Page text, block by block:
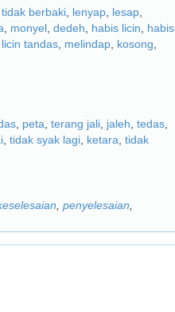
tidak berbaki lenyap lesap
monyel dedeh habis licin
habis
licin tandas melindap kosong
peta terang jali jaleh tedas
tidak syak lagi ketara tidak
penyelesaian